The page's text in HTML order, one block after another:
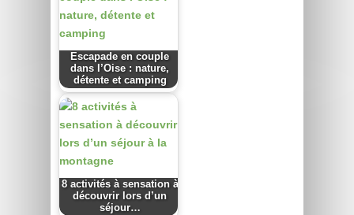
Escapade en couple
dans l’Oise : nature,
détente et camping
8 activités à sensation à
découvrir lors d’un
séjour…